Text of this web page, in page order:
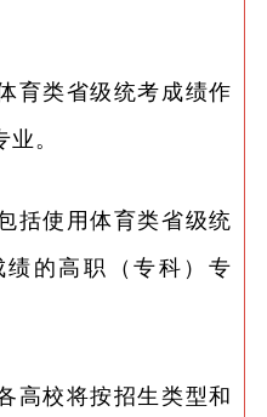
育类省级统考成绩作
。
括使用体育类省级统
的高职（专科）专
高校将按招生类型和